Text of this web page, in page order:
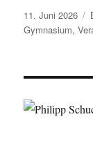
Veröffentlicht
am
11. Juni 2026
Gymnasium,